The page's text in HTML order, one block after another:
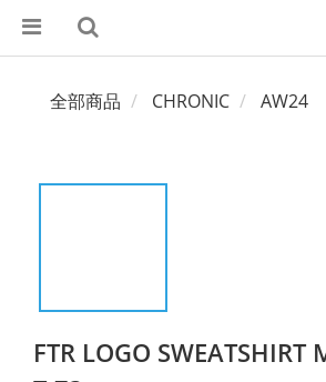
全部商品 CHRONIC AW24
FTR LOGO SWEATSHIRT